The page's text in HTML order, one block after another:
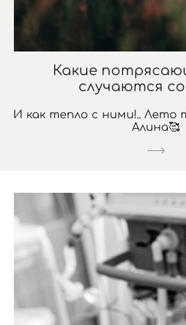
Какие
случаются
И как тепло с ними!.. Лето
Алина🥰